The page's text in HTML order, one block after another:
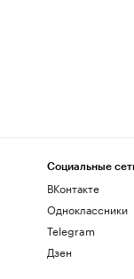
Социальные
ВКонтакте
Одноклассники
Telegram
Дзен